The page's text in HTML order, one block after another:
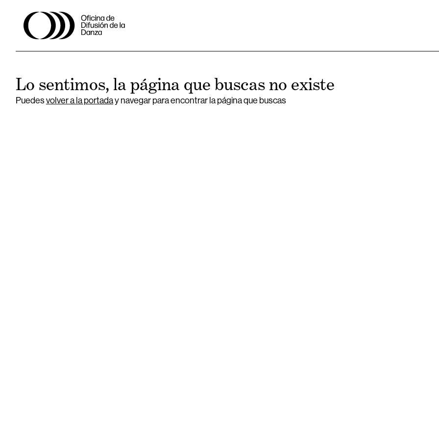
Lo sentimos, la página que buscas no existe
Puedesvolver a la portaday navegar para encontrar la página que buscas